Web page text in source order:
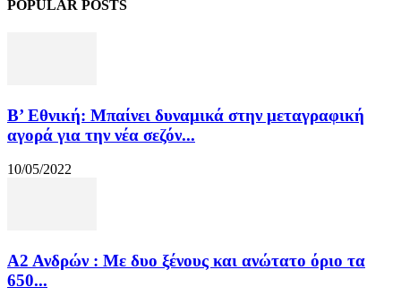
POPULAR POSTS
Β’ Εθνική: Μπαίνει δυναμικά στην μεταγραφική
αγορά για την νέα σεζόν...
10/05/2022
Α2 Ανδρών : Με δυο ξένους και ανώτατο όριο τα
650...